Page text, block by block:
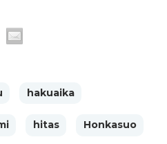
hakuaika
hitas Honkasuo